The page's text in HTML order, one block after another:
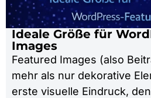
Ideale Größe für
Images
Featured Images (also
mehr als nur dekorative
erste visuelle Eindruck,